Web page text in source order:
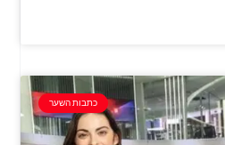
כתבות השער